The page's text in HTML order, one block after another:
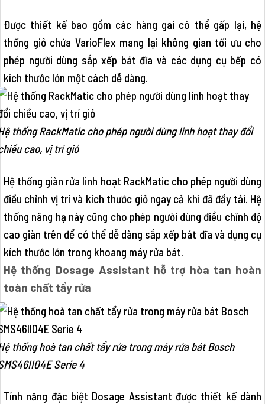
Được thiết kế bao gồm các hàng gai có thể gấp lại, hệ
thống giỏ chứa VarioFlex mang lại không gian tối ưu cho
phép người dùng sắp xếp bát đĩa và các dụng cụ bếp có
kích thước lớn một cách dễ dàng.
thống RackMatic cho phép người dùng linh hoạt thay đổi
cao, vị trí giỏ
Hệ thống giàn rửa linh hoạt RackMatic cho phép người dùng
điều chỉnh vị trí và kích thước giỏ ngay cả khi đã đầy tải. Hệ
thống nâng hạ này cũng cho phép người dùng điều chỉnh độ
cao giàn trên để có thể dễ dàng sắp xếp bát đĩa và dụng cụ
kích thước lớn trong khoang máy rửa bát.
Hệ thống Dosage Assistant hỗ trợ hòa tan hoàn
toàn chất tẩy rửa
thống hoà tan chất tẩy rửa trong máy rửa bát Bosch
Serie 4
Tính năng đặc biệt Dosage Assistant được thiết kế dành